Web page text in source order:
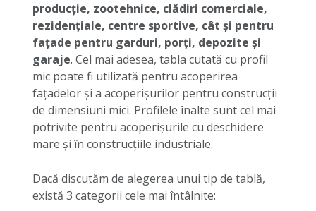
producție, zootehnice, clădiri comerciale,
rezidențiale, centre sportive, cât și pentru
fațade pentru garduri, porți, depozite și
garaje. Cel mai adesea, tabla cutată cu profil
mic poate fi utilizată pentru acoperirea
fațadelor și a acoperișurilor pentru construcții
de dimensiuni mici. Profilele înalte sunt cel mai
potrivite pentru acoperișurile cu deschidere
mare și în construcțiile industriale.
Dacă discutăm de alegerea unui tip de tablă,
există 3 categorii cele mai întâlnite: